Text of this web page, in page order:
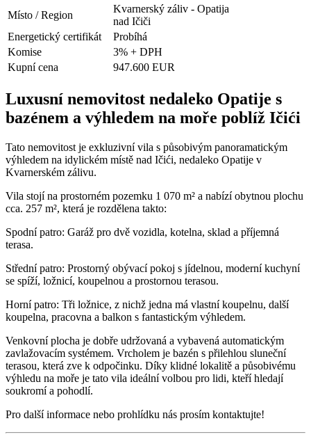
Místo / Region
Kvarnerský záliv - Opatija
nad Ičiči
Energetický certifikát
Probíhá
Komise
3% + DPH
Kupní cena
947.600 EUR
Luxusní nemovitost nedaleko Opatije s
bazénem a výhledem na moře poblíž Ičići
Tato nemovitost je exkluzivní vila s působivým panoramatickým
výhledem na idylickém místě nad Ičići, nedaleko Opatije v
Kvarnerském zálivu.
Vila stojí na prostorném pozemku 1 070 m² a nabízí obytnou plochu
cca. 257 m², která je rozdělena takto:
Spodní patro: Garáž pro dvě vozidla, kotelna, sklad a příjemná
terasa.
Střední patro: Prostorný obývací pokoj s jídelnou, moderní kuchyní
se spíží, ložnicí, koupelnou a prostornou terasou.
Horní patro: Tři ložnice, z nichž jedna má vlastní koupelnu, další
koupelna, pracovna a balkon s fantastickým výhledem.
Venkovní plocha je dobře udržovaná a vybavená automatickým
zavlažovacím systémem. Vrcholem je bazén s přilehlou sluneční
terasou, která zve k odpočinku. Díky klidné lokalitě a působivému
výhledu na moře je tato vila ideální volbou pro lidi, kteří hledají
soukromí a pohodlí.
Pro další informace nebo prohlídku nás prosím kontaktujte!